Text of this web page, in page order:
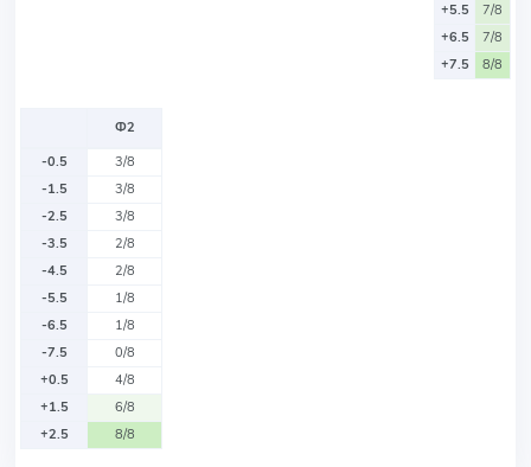
+5.5
7/8
+6.5
7/8
+7.5
8/8
Ф2
-0.5
3/8
-1.5
3/8
-2.5
3/8
-3.5
2/8
-4.5
2/8
-5.5
1/8
-6.5
1/8
-7.5
0/8
+0.5
4/8
+1.5
6/8
+2.5
8/8